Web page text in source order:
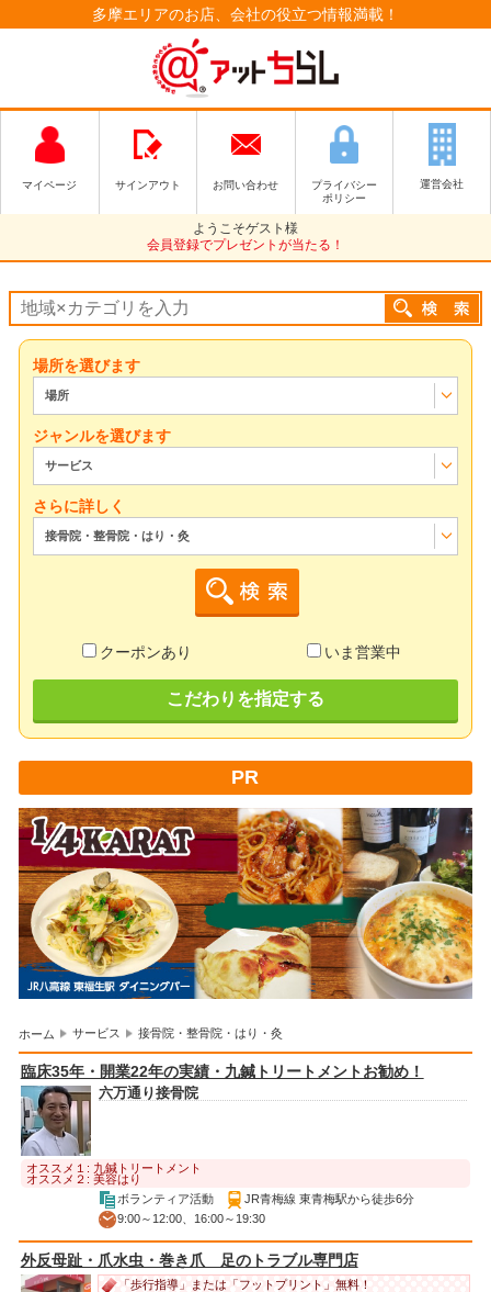
多摩エリアのお店、会社の役立つ情報満載！
マイページ サインアウト お問い合わせ
プライバシー
ポリシー
運営会社
ようこそゲスト様
会員登録でプレゼントが当たる！
場所を選びます
場所
ジャンルを選びます
サービス
さらに詳しく
接骨院・整骨院・はり・灸
クーポンあり いま営業中
こだわりを指定する
PR
ホーム サービス 接骨院・整骨院・はり・灸
臨床35年・開業22年の実績・九鍼トリートメントお勧め！
六万通り接骨院
オススメ１: 九鍼トリートメント
オススメ２: 美容はり
ボランティア活動
JR青梅線 東青梅駅から徒歩6分
9:00～12:00、16:00～19:30
外反母趾・爪水虫・巻き爪 足のトラブル専門店
「歩行指導」または「フットプリント」無料！